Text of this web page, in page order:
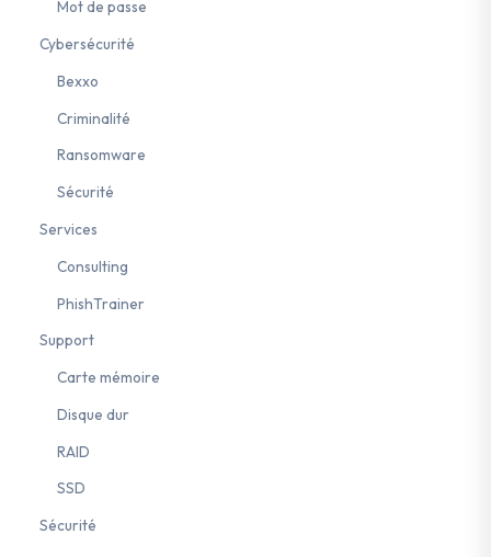
Mot de passe
Cybersécurité
Bexxo
Criminalité
Ransomware
Sécurité
Services
Consulting
PhishTrainer
Support
Carte mémoire
Disque dur
RAID
SSD
Sécurité